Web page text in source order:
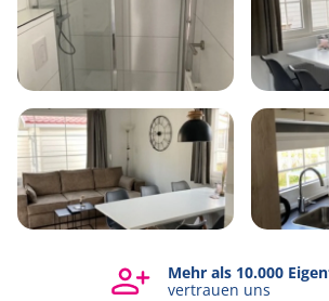
44m2
Alle Fotos
Mehr als 10.000
vertrauen uns